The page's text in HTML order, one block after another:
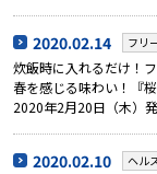
2020.02.14 フリ
炊飯時に入れるだけ！
春を感じる味わい！『
2020年2月20日（木）
2020.02.10 ヘル